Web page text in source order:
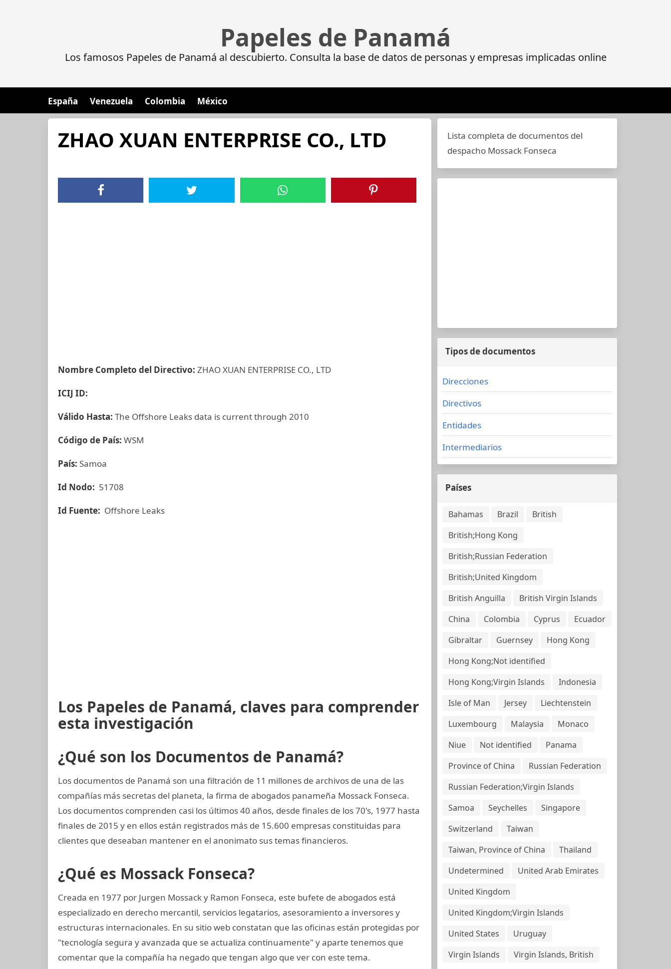
Papeles de Panamá
Los famosos Papeles de Panamá al descubierto. Consulta la base de datos de personas y empresas implicadas online
España Venezuela Colombia México
ZHAO XUAN ENTERPRISE CO., LTD
Nombre Completo del Directivo: ZHAO XUAN ENTERPRISE CO., LTD
ICIJ ID:
Válido Hasta: The Offshore Leaks data is current through 2010
Código de País: WSM
País: Samoa
Id Nodo: 51708
Id Fuente: Offshore Leaks
Los Papeles de Panamá, claves para comprender
esta investigación
¿Qué son los Documentos de Panamá?
Los documentos de Panamá son una filtración de 11 millones de archivos de una de las
compañías más secretas del planeta, la firma de abogados panameña Mossack Fonseca.
Los documentos comprenden casi los últimos 40 años, desde finales de los 70's, 1977 hasta
finales de 2015 y en ellos están registrados más de 15.600 empresas constituidas para
clientes que deseaban mantener en el anonimato sus temas financieros.
¿Qué es Mossack Fonseca?
Creada en 1977 por Jurgen Mossack y Ramon Fonseca, este bufete de abogados está
especializado en derecho mercantil, servicios legatarios, asesoramiento a inversores y
estructuras internacionales. En su sitio web constatan que las oficinas están protegidas por
"tecnología segura y avanzada que se actualiza continuamente" y aparte tenemos que
comentar que la compañía ha negado que tengan algo que ver con este tema.
Lista completa de documentos del
despacho Mossack Fonseca
Tipos de documentos
Direcciones
Directivos
Entidades
Intermediarios
Países
Bahamas Brazil
British
British;Hong Kong
British;Russian Federation
British;United Kingdom
British Anguilla
British Virgin Islands
China
Colombia Cyprus
Ecuador
Gibraltar
Guernsey
Hong Kong
Hong Kong;Not identified
Hong Kong;Virgin Islands
Indonesia
Isle of Man
Jersey
Liechtenstein
Luxembourg
Malaysia
Monaco
Niue
Not identified
Panama
Province of China
Russian Federation
Russian Federation;Virgin Islands
Samoa
Seychelles
Singapore
Switzerland
Taiwan
Taiwan, Province of China
Thailand
Undetermined
United Arab Emirates
United Kingdom
United Kingdom;Virgin Islands
United States
Uruguay
Virgin Islands
Virgin Islands, British